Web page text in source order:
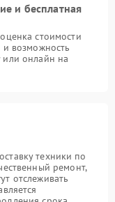
и бесплатная
стоимости
и возможность
или онлайн на
техники по
ремонт,
отслеживать